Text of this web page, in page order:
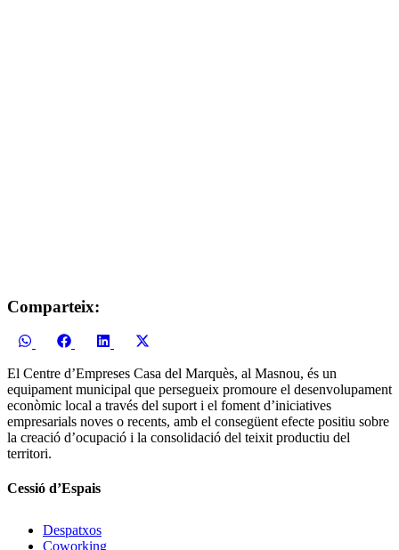
Comparteix:
Share
WhatsAppShare
FacebookShare
LinkedIn
El Centre d’Empreses Casa del Marquès, al Masnou, és un
equipament municipal que persegueix promoure el desenvolupament
econòmic local a través del suport i el foment d’iniciatives
empresarials noves o recents, amb el consegüent efecte positiu sobre
la creació d’ocupació i la consolidació del teixit productiu del
territori.
Cessió d’Espais
Despatxos
Coworking